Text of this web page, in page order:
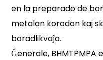
en la preparado de
metalan korodon kaj
boradlikvaĵo.
Ĝenerale, BHMTPMPA